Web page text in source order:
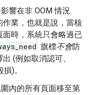
響在非 OOM 情況
業，也就是說，當核
時，系統只會略過已
旗標不會防
(例如取消認可、
)。
內的所有頁面移至第